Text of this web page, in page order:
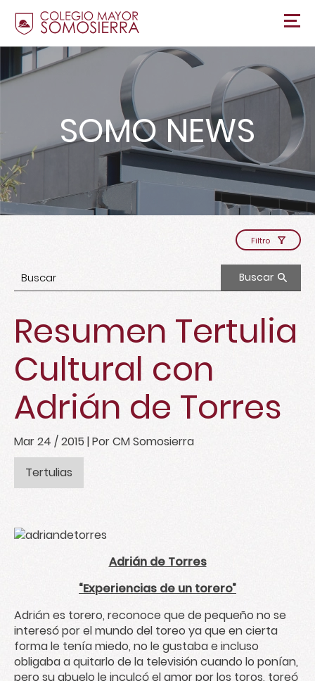
SOMO NEWS
Filtro
Buscar
Resumen Tertulia
Cultural con
Adrián de Torres
Mar 24 / 2015 | Por CM Somosierra
Tertulias
Adrián de Torres
“Experiencias de un torero”
Adrián es torero, reconoce que de pequeño no se
interesó por el mundo del toreo ya que en cierta
forma le tenía miedo, no le gustaba e incluso
obligaba a quitarlo de la televisión cuando lo ponían,
pero su abuelo le inculcó el amor por los toros, toreó